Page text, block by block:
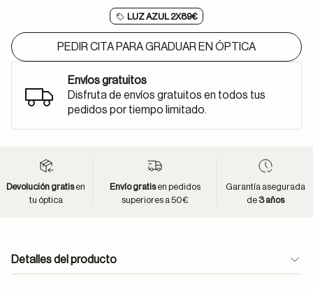
LUZ AZUL 2X89€
PEDIR CITA PARA GRADUAR EN ÓPTICA
Envíos gratuitos
Disfruta de envíos gratuitos en todos tus
pedidos por tiempo limitado.
Devolución gratisen
tu óptica
Envío gratisen pedidos
superiores a 50€
Garantía asegurada
de 3 años
Detalles del producto